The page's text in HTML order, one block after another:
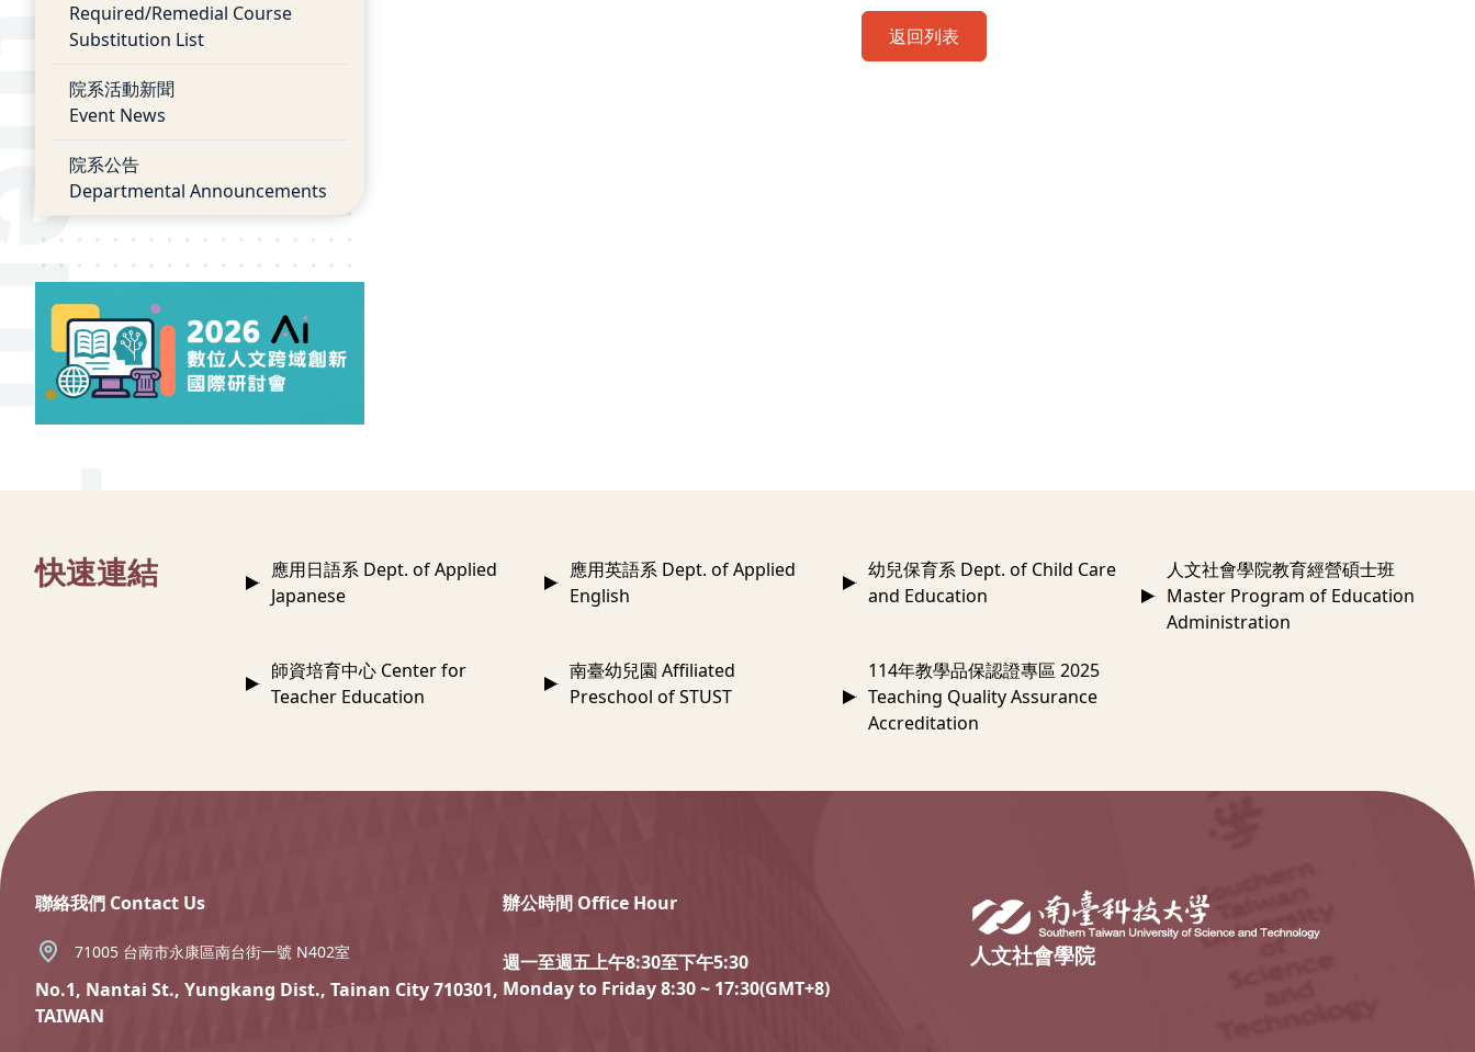
Required/Remedial Course
Substitution List
院系活動新聞
Event News
院系公告
Departmental Announcements
返回列表
快速連結
應用日語系 Dept. of Applied
Japanese
應用英語系 Dept. of Applied
English
幼兒保育系 Dept. of Child Care
and Education
人文社會學院教育經營碩士班
Master Program of Education
Administration
師資培育中心 Center for
Teacher Education
南臺幼兒園 Affiliated
Preschool of STUST
114年教學品保認證專區 2025
Teaching Quality Assurance
Accreditation
人文社會學院
聯絡我們 Contact Us
71005 台南市永康區南台街一號 N402室
No.1, Nantai St., Yungkang Dist., Tainan City 710301,
TAIWAN
辦公時間 Office Hour
週一至週五上午8:30至下午5:30
Monday to Friday 8:30 ~ 17:30(GMT+8)